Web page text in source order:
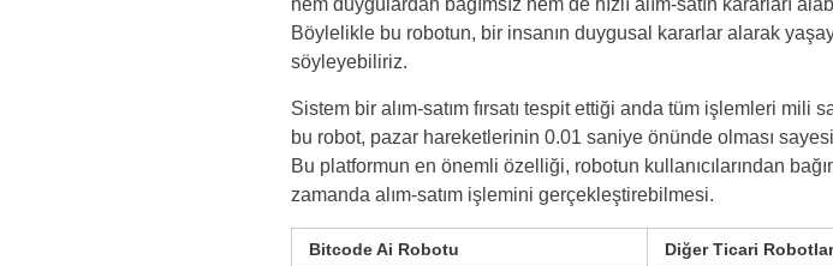
hem duygulardan bağımsız hem de hızlı alım-satın kararları
Böylelikle bu robotun, bir insanın duygusal kararlar alarak
söyleyebiliriz.
Sistem bir alım-satım fırsatı tespit ettiği anda tüm işlemleri
bu robot, pazar hareketlerinin 0.01 saniye önünde olması
Bu platformun en önemli özelliği, robotun kullanıcılarından
zamanda alım-satım işlemini gerçekleştirebilmesi.
Bitcode Ai Robotu Diğer Ticari Robotlar